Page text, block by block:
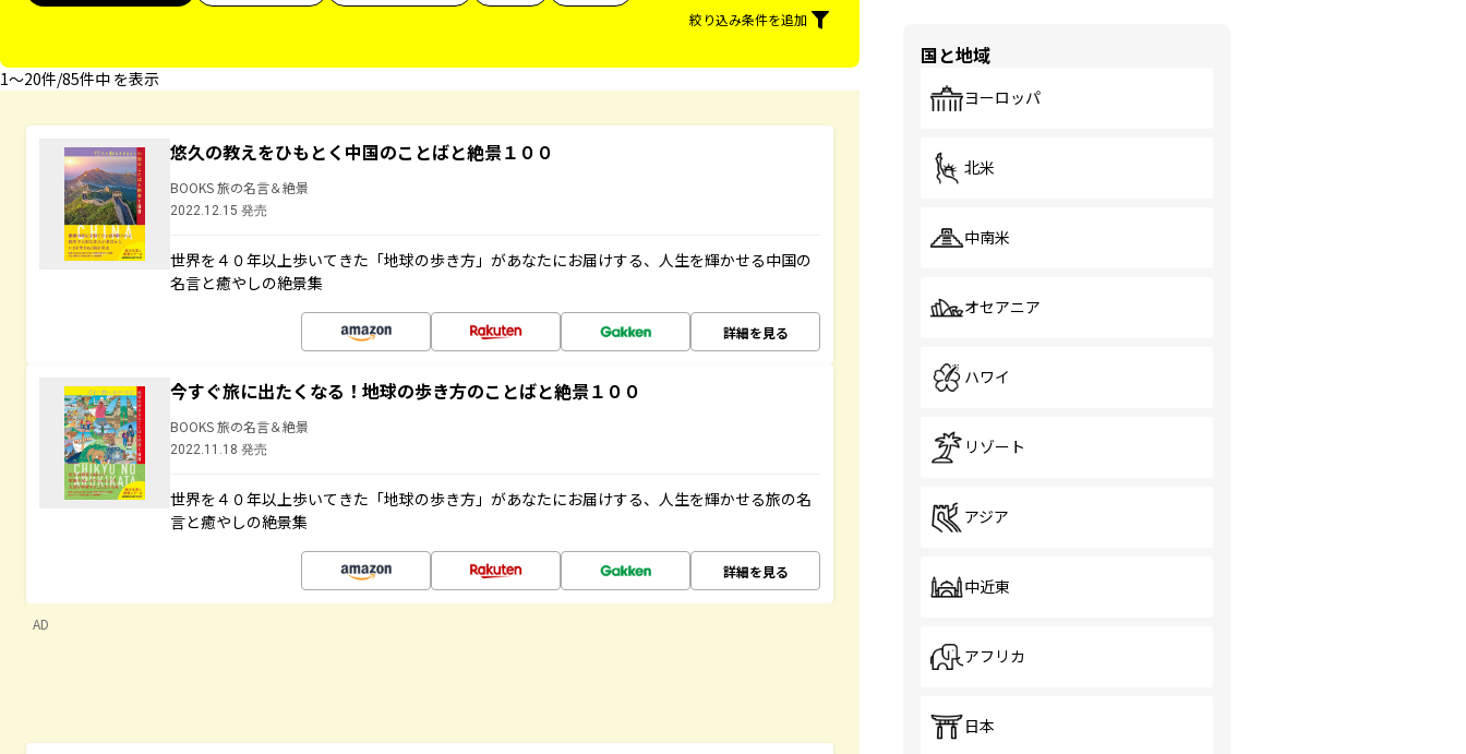
絞り込み条件を追加
1〜20件/85件中 を表示
悠久の教えをひもとく中国のことばと絶景１００
BOOKS 旅の名言＆絶景
2022.12.15 発売
世界を４０年以上歩いてきた「地球の歩き方」があなたにお届けする、人生を輝かせる中国の
名言と癒やしの絶景集
詳細を見る
今すぐ旅に出たくなる！地球の歩き方のことばと絶景１００
BOOKS 旅の名言＆絶景
2022.11.18 発売
世界を４０年以上歩いてきた「地球の歩き方」があなたにお届けする、人生を輝かせる旅の名
言と癒やしの絶景集
詳細を見る
AD
国と地域
ヨーロッパ
北米
中南米
オセアニア
ハワイ
リゾート
アジア
中近東
アフリカ
日本